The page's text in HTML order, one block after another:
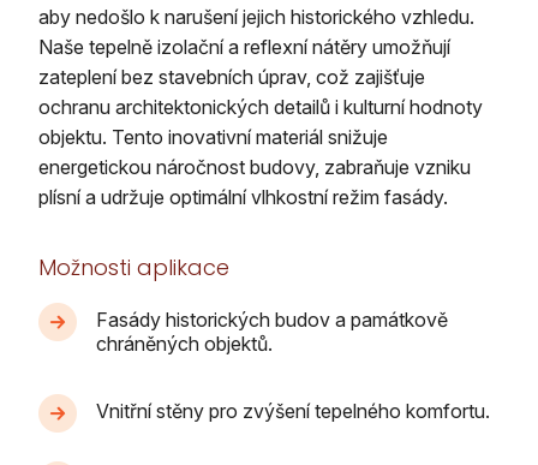
aby nedošlo k narušení jejich historického vzhledu.
Naše tepelně izolační a reflexní nátěry umožňují
zateplení bez stavebních úprav, což zajišťuje
ochranu architektonických detailů i kulturní hodnoty
objektu. Tento inovativní materiál snižuje
energetickou náročnost budovy, zabraňuje vzniku
plísní a udržuje optimální vlhkostní režim fasády.
Možnosti aplikace
Fasády historických budov a památkově
chráněných objektů.
Vnitřní stěny pro zvýšení tepelného komfortu.